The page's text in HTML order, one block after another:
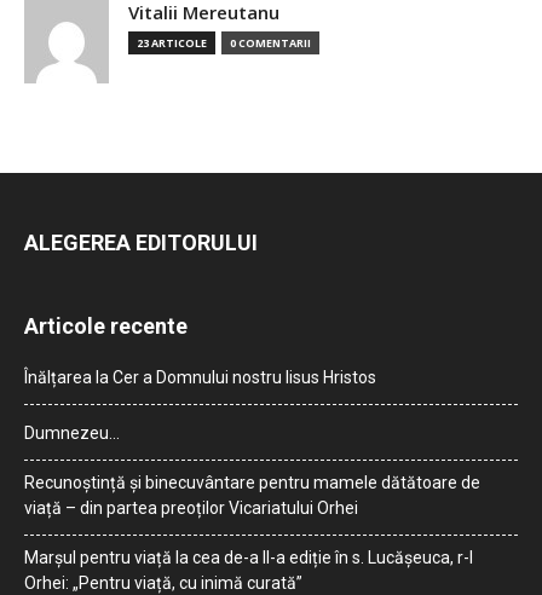
Vitalii Mereutanu
23 ARTICOLE 0 COMENTARII
ALEGEREA EDITORULUI
Articole recente
Înălțarea la Cer a Domnului nostru Iisus Hristos
Dumnezeu…
Recunoștință și binecuvântare pentru mamele dătătoare de
viață – din partea preoților Vicariatului Orhei
Marșul pentru viață la cea de-a II-a ediție în s. Lucășeuca, r-l
Orhei: „Pentru viață, cu inimă curată”